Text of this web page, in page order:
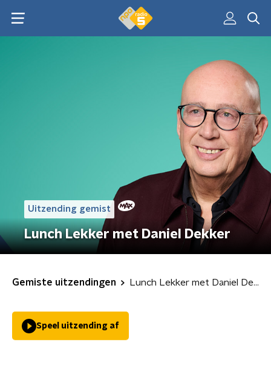
Uitzending gemist
Lunch Lekker met Daniel Dekker
Gemiste uitzendingen Lunch Lekker met Daniel Dekker
Speel uitzending af